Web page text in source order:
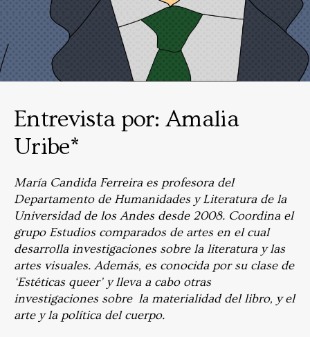
Entrevista por: Amalia
Uribe*
María Candida Ferreira es profesora del
Departamento de Humanidades y Literatura de la
Universidad de los Andes desde 2008. Coordina el
grupo Estudios comparados de artes en el cual
desarrolla investigaciones sobre la literatura y las
artes visuales. Además, es conocida por su clase de
‘Estéticas queer’ y lleva a cabo otras
investigaciones sobre la materialidad del libro, y el
arte y la política del cuerpo.